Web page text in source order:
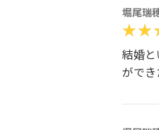
堀尾瑞
結婚
がで